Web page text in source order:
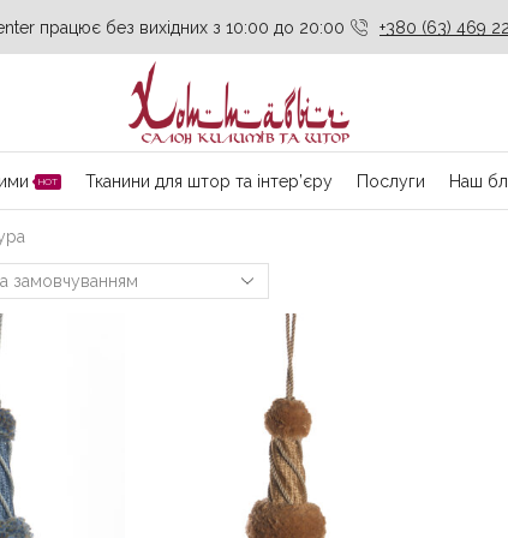
працює без вихідних з 10:00 до 20:00 +380 (63) 469
HOT Тканини для штор та інтер’єру Послуги Наш